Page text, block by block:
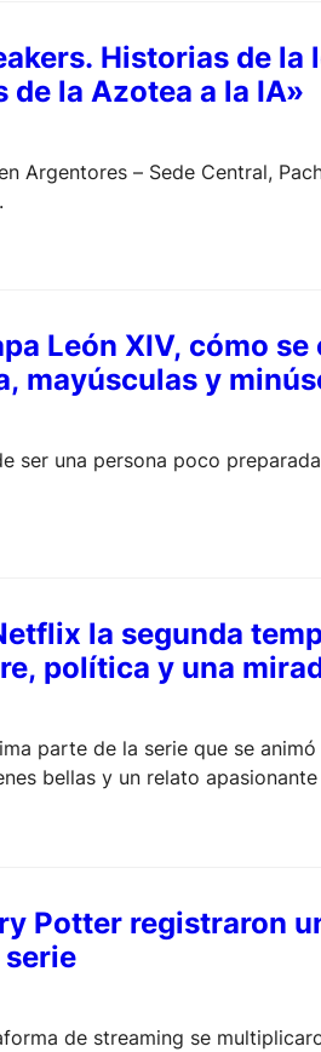
Historias de la
la Azotea a la IA»
Argentores – Sede Central,
León XIV, cómo
mayúsculas y
ser una persona poco preparada
la segunda
política y una
parte de la serie que se
bellas y un relato
Potter registraron
serie
de streaming se